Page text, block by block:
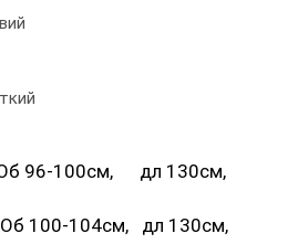
96-100см, дл 130см,
100-104см, дл 130см,